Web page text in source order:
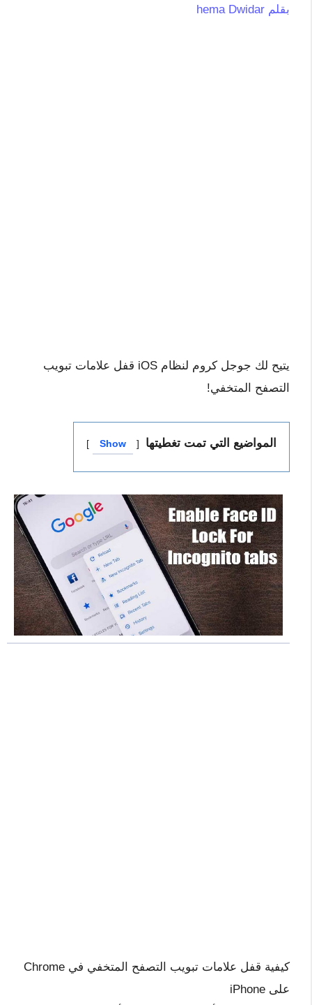
بقلم hema Dwidar
يتيح لك جوجل كروم لنظام iOS قفل علامات تبويب
التصفح المتخفي!
المواضيع التي تمت تغطيتها Show
كيفية قفل علامات تبويب التصفح المتخفي في Chrome
على iPhone